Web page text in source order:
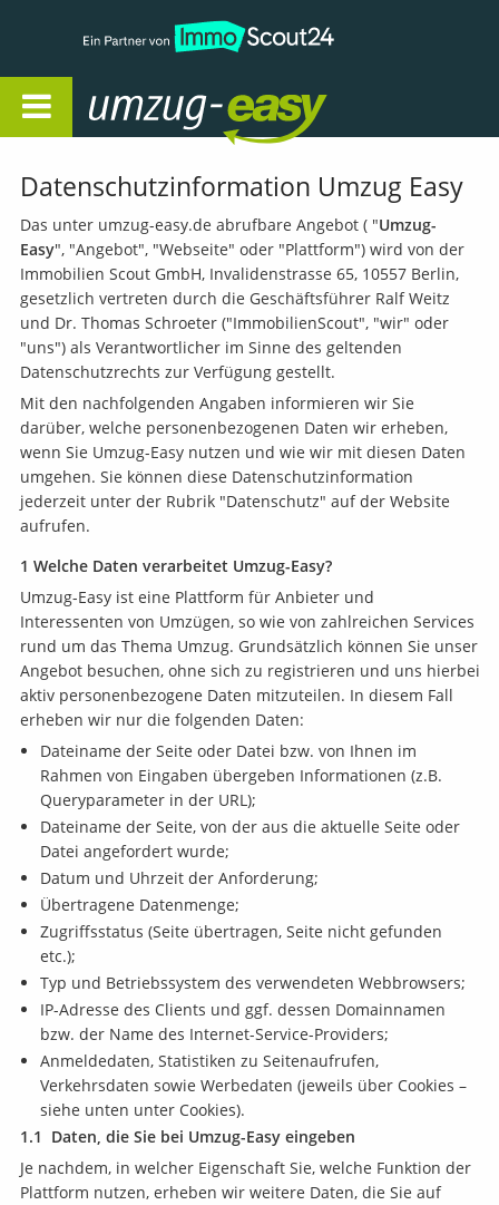
Datenschutzinformation Umzug Easy
Das unter umzug-easy.de abrufbare Angebot ( "Umzug-
Easy", "Angebot", "Webseite" oder "Plattform") wird von der
Immobilien Scout GmbH, Invalidenstrasse 65, 10557 Berlin,
gesetzlich vertreten durch die Geschäftsführer Ralf Weitz
und Dr. Thomas Schroeter ("ImmobilienScout", "wir" oder
"uns") als Verantwortlicher im Sinne des geltenden
Datenschutzrechts zur Verfügung gestellt.
Mit den nachfolgenden Angaben informieren wir Sie
darüber, welche personenbezogenen Daten wir erheben,
wenn Sie Umzug-Easy nutzen und wie wir mit diesen Daten
umgehen. Sie können diese Datenschutzinformation
jederzeit unter der Rubrik "Datenschutz" auf der Website
aufrufen.
1 Welche Daten verarbeitet Umzug-Easy?
Umzug-Easy ist eine Plattform für Anbieter und
Interessenten von Umzügen, so wie von zahlreichen Services
rund um das Thema Umzug. Grundsätzlich können Sie unser
Angebot besuchen, ohne sich zu registrieren und uns hierbei
aktiv personenbezogene Daten mitzuteilen. In diesem Fall
erheben wir nur die folgenden Daten:
Dateiname der Seite oder Datei bzw. von Ihnen im
Rahmen von Eingaben übergeben Informationen (z.B.
Queryparameter in der URL);
Dateiname der Seite, von der aus die aktuelle Seite oder
Datei angefordert wurde;
Datum und Uhrzeit der Anforderung;
Übertragene Datenmenge;
Zugriffsstatus (Seite übertragen, Seite nicht gefunden
etc.);
Typ und Betriebssystem des verwendeten Webbrowsers;
IP-Adresse des Clients und ggf. dessen Domainnamen
bzw. der Name des Internet-Service-Providers;
Anmeldedaten, Statistiken zu Seitenaufrufen,
Verkehrsdaten sowie Werbedaten (jeweils über Cookies –
siehe unten unter Cookies).
1.1 Daten, die Sie bei Umzug-Easy eingeben
Je nachdem, in welcher Eigenschaft Sie, welche Funktion der
Plattform nutzen, erheben wir weitere Daten, die Sie auf